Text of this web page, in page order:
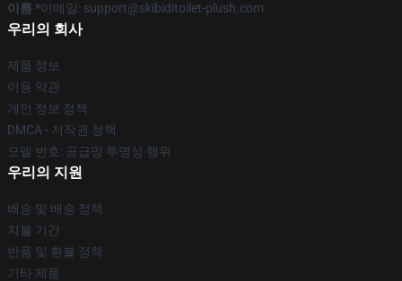
이름 *이메일: support@skibiditoilet-plush.com
우리의 회사
제품 정보
이용 약관
개인 정보 정책
DMCA - 저작권 정책
모델 번호: 공급망 투명성 행위
우리의 지원
배송 및 배송 정책
지불 기간
반품 및 환불 정책
기타 제품